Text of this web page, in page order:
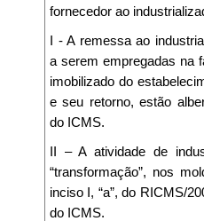
fornecedor ao
I - A remessa ao
a serem empregadas na
imobilizado do
e seu retorno, estão
do ICMS.
II – A atividade de
“transformação”, nos
inciso I, “a”, do RICMS/
do ICMS.